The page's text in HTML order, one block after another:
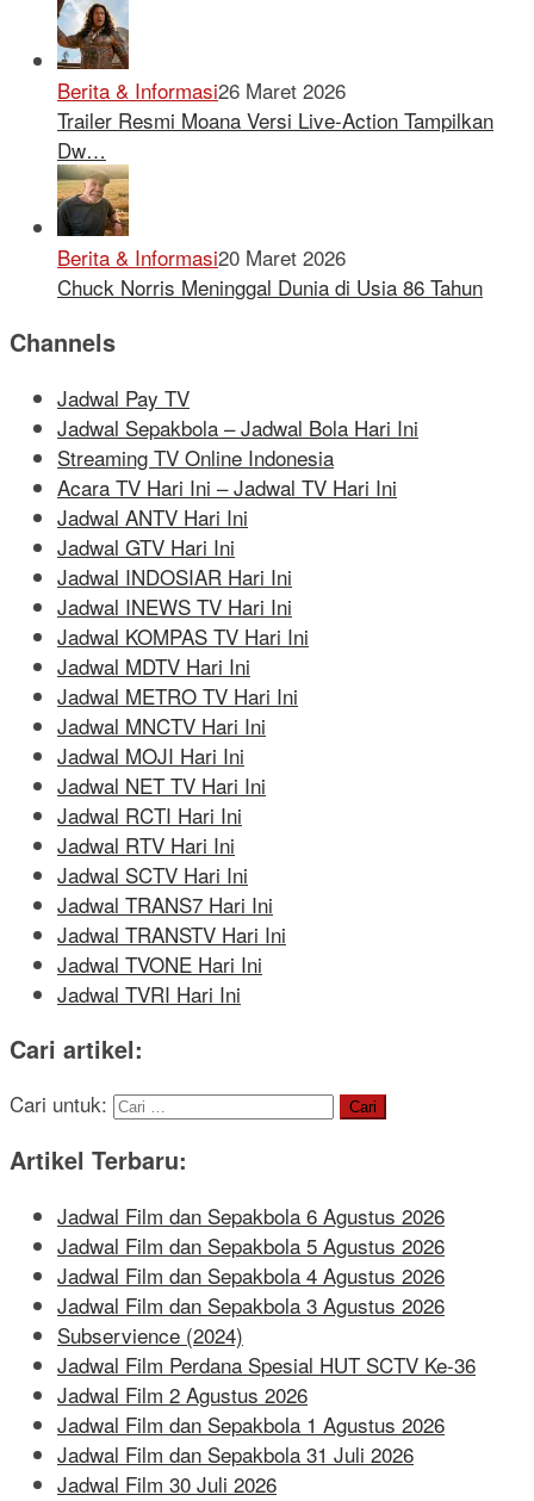
Berita & Informasi26 Maret 2026
Trailer Resmi Moana Versi Live-Action Tampilkan
Dw…
Berita & Informasi20 Maret 2026
Chuck Norris Meninggal Dunia di Usia 86 Tahun
Channels
Jadwal Pay TV
Jadwal Sepakbola – Jadwal Bola Hari Ini
Streaming TV Online Indonesia
Acara TV Hari Ini – Jadwal TV Hari Ini
Jadwal ANTV Hari Ini
Jadwal GTV Hari Ini
Jadwal INDOSIAR Hari Ini
Jadwal INEWS TV Hari Ini
Jadwal KOMPAS TV Hari Ini
Jadwal MDTV Hari Ini
Jadwal METRO TV Hari Ini
Jadwal MNCTV Hari Ini
Jadwal MOJI Hari Ini
Jadwal NET TV Hari Ini
Jadwal RCTI Hari Ini
Jadwal RTV Hari Ini
Jadwal SCTV Hari Ini
Jadwal TRANS7 Hari Ini
Jadwal TRANSTV Hari Ini
Jadwal TVONE Hari Ini
Jadwal TVRI Hari Ini
Cari artikel:
Cari untuk:
Artikel Terbaru:
Jadwal Film dan Sepakbola 6 Agustus 2026
Jadwal Film dan Sepakbola 5 Agustus 2026
Jadwal Film dan Sepakbola 4 Agustus 2026
Jadwal Film dan Sepakbola 3 Agustus 2026
Subservience (2024)
Jadwal Film Perdana Spesial HUT SCTV Ke-36
Jadwal Film 2 Agustus 2026
Jadwal Film dan Sepakbola 1 Agustus 2026
Jadwal Film dan Sepakbola 31 Juli 2026
Jadwal Film 30 Juli 2026